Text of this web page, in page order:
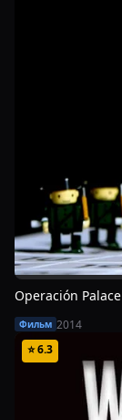
Operación Palace
Фильм 2014
⭐6.3